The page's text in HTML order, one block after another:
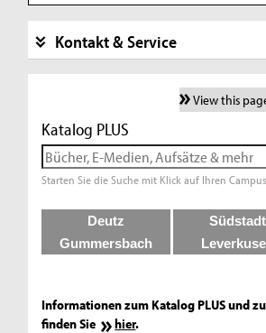
Kontakt & Service
View this
Katalog PLUS
Starten Sie die Suche mit Klick auf Ihren Campus
Deutz
Südstadt
Gummersbach
Informationen zum Katalog PLUS und
finden Sie
hier.